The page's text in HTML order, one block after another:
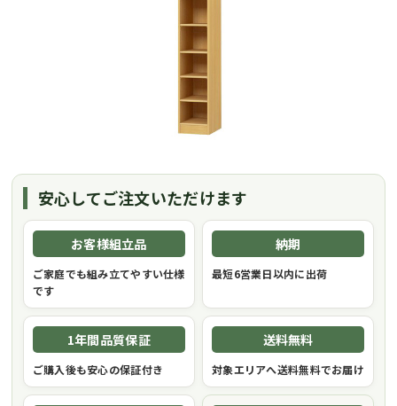
安心してご注文いただけます
お客様組立品
ご家庭でも組み立てやすい仕様
です
納期
最短6営業日以内に出荷
1年間品質保証
ご購入後も安心の保証付き
送料無料
対象エリアへ送料無料でお届け